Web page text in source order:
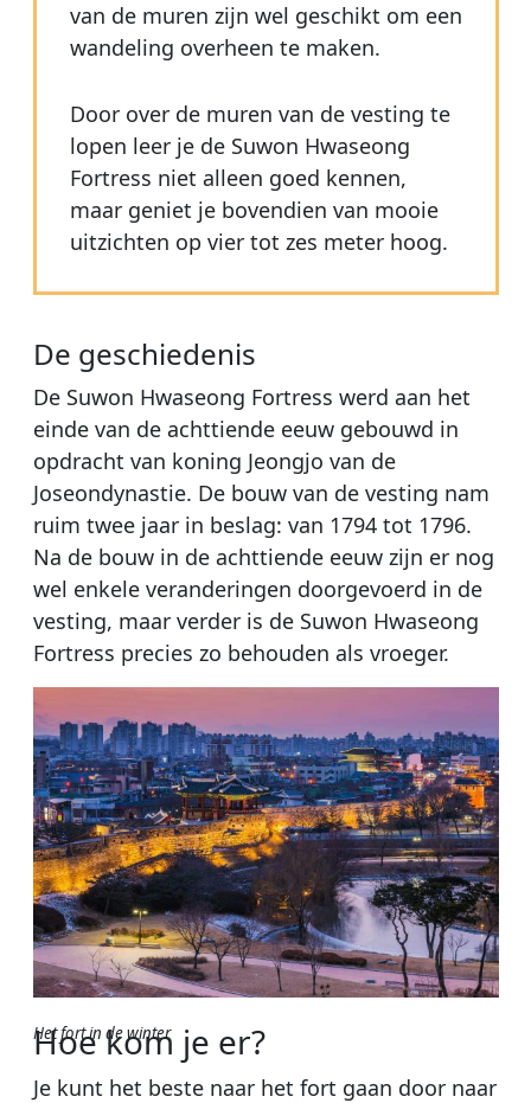
van de muren zijn wel geschikt om een
wandeling overheen te maken.
Door over de muren van de vesting te
lopen leer je de Suwon Hwaseong
Fortress niet alleen goed kennen,
maar geniet je bovendien van mooie
uitzichten op vier tot zes meter hoog.
De geschiedenis
De Suwon Hwaseong Fortress werd aan het
einde van de achttiende eeuw gebouwd in
opdracht van koning Jeongjo van de
Joseondynastie. De bouw van de vesting nam
ruim twee jaar in beslag: van 1794 tot 1796.
Na de bouw in de achttiende eeuw zijn er nog
wel enkele veranderingen doorgevoerd in de
vesting, maar verder is de Suwon Hwaseong
Fortress precies zo behouden als vroeger.
Het fort in de winter
Hoe kom je er?
Je kunt het beste naar het fort gaan door naar